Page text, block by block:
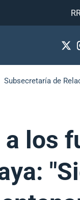
Subsecretaría de
los